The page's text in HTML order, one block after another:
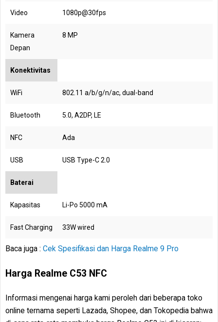
Video 1080p@30fps
Kamera
Depan
8 MP
Konektivitas
WiFi 802.11 a/b/g/n/ac, dual-band
Bluetooth 5.0, A2DP, LE
NFC Ada
USB USB Type-C 2.0
Baterai
Kapasitas Li-Po 5000 mA
Fast Charging 33W wired
Baca juga : Cek Spesifikasi dan Harga Realme 9 Pro
Harga Realme C53 NFC
Informasi mengenai harga kami peroleh dari beberapa toko
online ternama seperti Lazada, Shopee, dan Tokopedia bahwa